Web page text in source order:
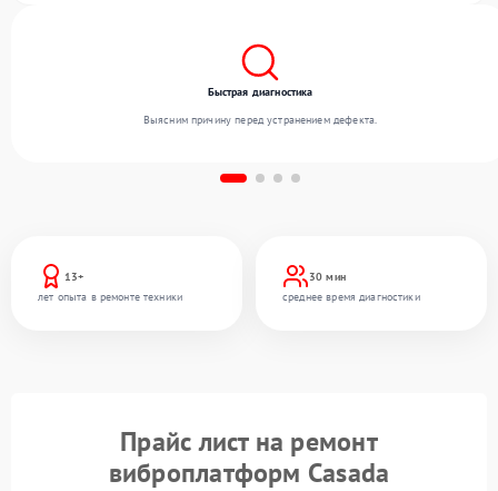
13+
лет опыта в ремонте техники
30 мин
среднее время диагностики
Быстрая диагностика
Выясним причину перед устранением дефекта.
Прайс лист на ремонт
виброплатформ Casada